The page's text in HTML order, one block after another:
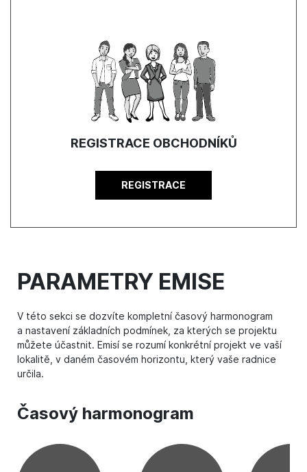
REGISTRACE OBCHODNÍKŮ
REGISTRACE
PARAMETRY EMISE
V této sekci se dozvíte kompletní časový harmonogram
a nastavení základních podmínek, za kterých se projektu
můžete účastnit. Emisí se rozumí konkrétní projekt ve vaší
lokalitě, v daném časovém horizontu, který vaše radnice
určila.
Časový harmonogram